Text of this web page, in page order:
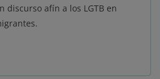
discurso afín a los LGTB en